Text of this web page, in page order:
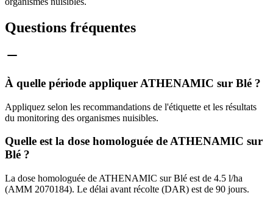
Questions fréquentes
À quelle période appliquer ATHENAMIC sur Blé ?
Appliquez selon les recommandations de l'étiquette et les résultats
du monitoring des organismes nuisibles.
Quelle est la dose homologuée de ATHENAMIC sur
Blé ?
La dose homologuée de ATHENAMIC sur Blé est de 4.5 l/ha
(AMM 2070184). Le délai avant récolte (DAR) est de 90 jours.